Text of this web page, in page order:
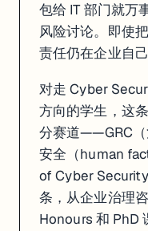
包给 IT 部门就万
风险讨论。即使
责任仍在企业自己
对走 Cyber
方向的学生，这
分赛道——GRC（
安全（human
of Cyber
条，从企业治理
Honours 和 PhD